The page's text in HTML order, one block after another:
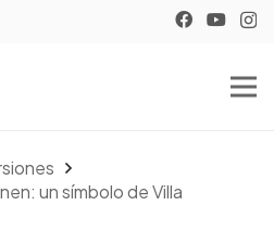
un símbolo de Villa